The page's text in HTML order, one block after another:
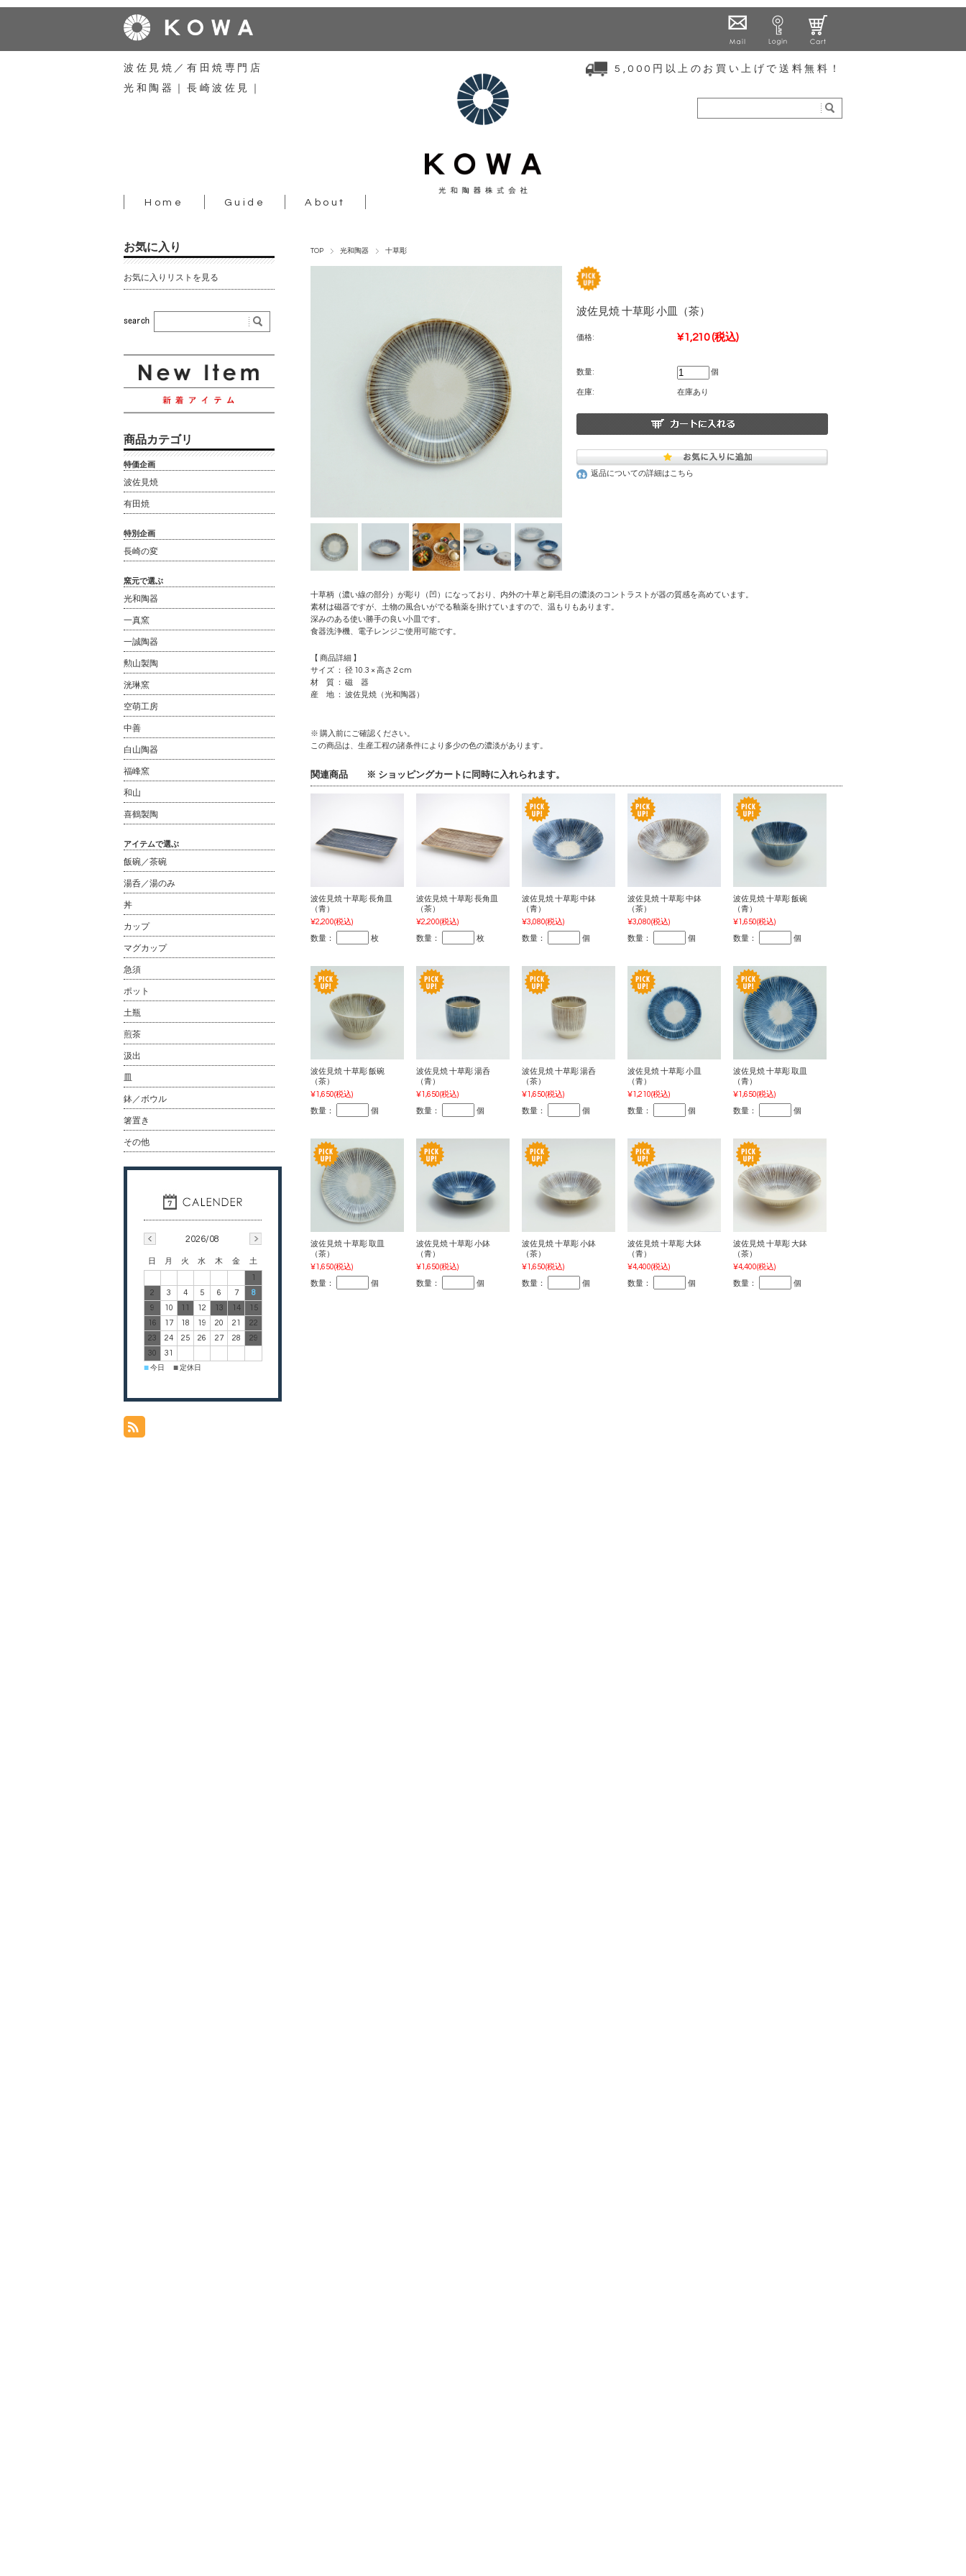
波佐見焼／有田焼専門店
光和陶器｜長崎波佐見｜
5,000円以上のお買い上げで送料無料！
Home Guide About
TOP 光和陶器 十草彫
波佐見焼 十草彫 小皿（茶）
価格: ¥1,210(税込)
数量: 個
在庫: 在庫あり
返品についての詳細はこちら
十草柄（濃い線の部分）が彫り（凹）になっており、内外の十草と刷毛目の濃淡のコントラストが器の質感を高めています。
素材は磁器ですが、土物の風合いがでる釉薬を掛けていますので、温もりもあります。
深みのある使い勝手の良い小皿です。
食器洗浄機、電子レンジご使用可能です。
【 商品詳細 】
サイズ ： 径 10.3 × 高さ 2 cm
材 質 ： 磁 器
産 地 ： 波佐見焼（光和陶器）
※ 購入前にご確認ください。
この商品は、生産工程の諸条件により多少の色の濃淡があります。
関連商品 ※ ショッピングカートに同時に入れられます。
波佐見焼 十草彫 長角皿
（青）
¥2,200(税込)
数量： 枚
波佐見焼 十草彫 長角皿
（茶）
¥2,200(税込)
数量： 枚
波佐見焼 十草彫 中鉢
（青）
¥3,080(税込)
数量： 個
波佐見焼 十草彫 中鉢
（茶）
¥3,080(税込)
数量： 個
波佐見焼 十草彫 飯碗
（青）
¥1,650(税込)
数量： 個
波佐見焼 十草彫 飯碗
（茶）
¥1,650(税込)
数量： 個
波佐見焼 十草彫 湯呑
（青）
¥1,650(税込)
数量： 個
波佐見焼 十草彫 湯呑
（茶）
¥1,650(税込)
数量： 個
波佐見焼 十草彫 小皿
（青）
¥1,210(税込)
数量： 個
波佐見焼 十草彫 取皿
（青）
¥1,650(税込)
数量： 個
波佐見焼 十草彫 取皿
（茶）
¥1,650(税込)
数量： 個
波佐見焼 十草彫 小鉢
（青）
¥1,650(税込)
数量： 個
波佐見焼 十草彫 小鉢
（茶）
¥1,650(税込)
数量： 個
波佐見焼 十草彫 大鉢
（青）
¥4,400(税込)
数量： 個
波佐見焼 十草彫 大鉢
（茶）
¥4,400(税込)
数量： 個
お気に入り
お気に入りリストを見る
商品カテゴリ
特価企画
波佐見焼
有田焼
特別企画
長崎の変
窯元で選ぶ
光和陶器
一真窯
一誠陶器
勲山製陶
洸琳窯
空萌工房
中善
白山陶器
福峰窯
和山
喜鶴製陶
アイテムで選ぶ
飯碗／茶碗
湯呑／湯のみ
丼
カップ
マグカップ
急須
ポット
土瓶
煎茶
汲出
皿
鉢／ボウル
箸置き
その他
2026/08
日 月 火 水 木 金 土
1
2
3 4 5 6 7
8
9
10 11 12 13 14
15
16
17 18 19 20 21
22
23
24 25 26 27 28
29
30
31
■ 今日 ■ 定休日